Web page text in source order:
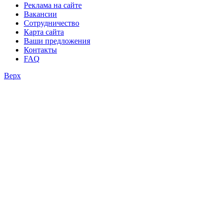
Реклама на сайте
Вакансии
Сотрудничество
Карта сайта
Ваши предложения
Контакты
FAQ
Верх